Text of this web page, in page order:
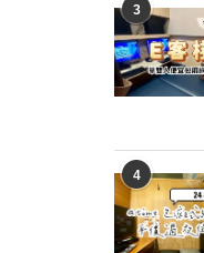
3
4